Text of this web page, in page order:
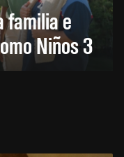
familia e
Niños 3